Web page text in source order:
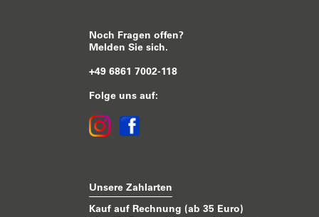
Noch Fragen offen?
Melden Sie sich.
+49 6861 7002-118
Folge uns auf:
Unsere Zahlarten
Kauf auf Rechnung (ab 35 Euro)